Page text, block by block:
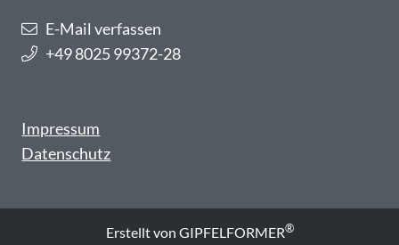
E-Mail verfassen
+49 8025 99372-28
Impressum
Datenschutz
Erstellt von GIPFELFORMER®